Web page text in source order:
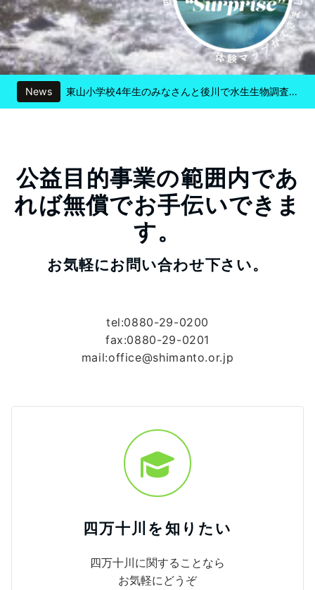
News 清流通信357章 祝！ゲストハウスかみこや20周年！～これまでとこれから～
八束小学校3・4年生のみなさんと深木川で水生生物調査を行いました！
公益目的事業の範囲内であ
れば無償でお手伝いできま
す。
tel:0880-29-0200
fax:0880-29-0201
mail:office@shimanto.or.jp
四万十川を知りたい
四万十川に関することなら
お気軽にどうぞ